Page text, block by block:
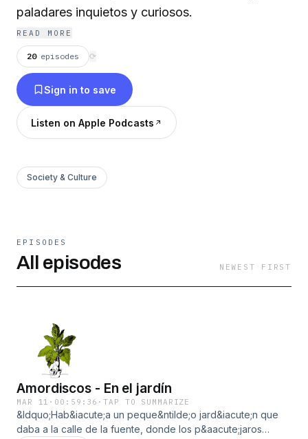
paladares inquietos y curiosos.
READ MORE
20 episodes ⟳
Sign in to save
Listen on Apple Podcasts
Society & Culture
EPISODES
All episodes NEWEST FIRST
Amordiscos - En el jardín
MAR 11 · 00:59:36 ·TAP TO SUMMARIZE
&ldquo;Hab&iacute;a un peque&ntilde;o jard&iacute;n que
daba a la calle de la fuente, donde los p&aacute;jaros